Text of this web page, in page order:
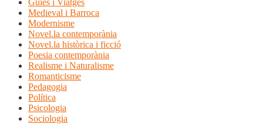
Guies i Viatges
Medieval i Barroca
Modernisme
Novel.la contemporània
Novel.la històrica i ficció
Poesia contemporània
Realisme i Naturalisme
Romanticisme
Pedagogia
Política
Psicologia
Sociologia